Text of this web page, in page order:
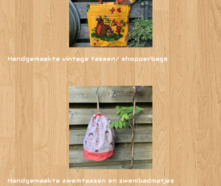
Handgemaakte vintage tassen/ shopperbags
Handgemaakte zwemtassen en zwembadmatjes